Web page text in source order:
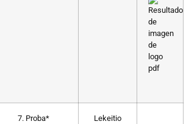
7. Proba* Lekeitio